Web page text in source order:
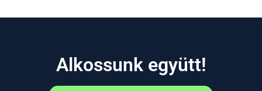
Alkossunk együtt!